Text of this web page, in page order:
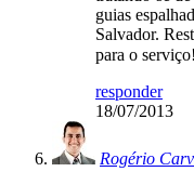
guias
Salvador.
para o
responder
18/07/2013
Rogério